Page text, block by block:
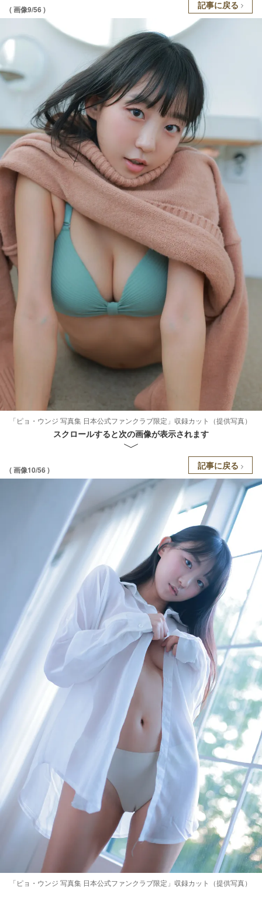
( 画像9/56 ) 記事に戻る
「ピョ・ウンジ 写真集 日本公式ファンクラブ限定」収録カット（提供写真）
スクロールすると次の画像が表示されます
( 画像10/56 ) 記事に戻る
「ピョ・ウンジ 写真集 日本公式ファンクラブ限定」収録カット（提供写真）